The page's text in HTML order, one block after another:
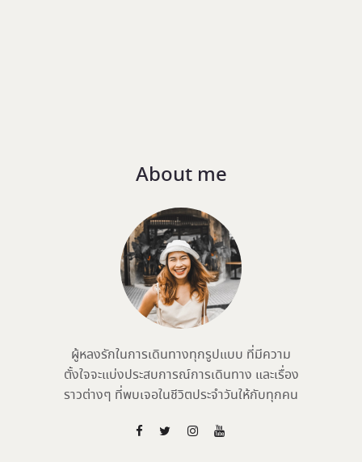
About me
ผู้หลงรักในการเดินทางทุกรูปแบบ ที่มีความ
ตั้งใจจะแบ่งประสบการณ์การเดินทาง และเรื่อง
ราวต่างๆ ที่พบเจอในชีวิตประจำวันให้กับทุกคน